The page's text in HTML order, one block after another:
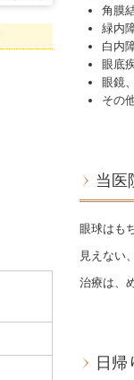
角膜
緑内
白内
眼底
眼鏡
その
当医
眼球はも
見えない
治療は、
日帰